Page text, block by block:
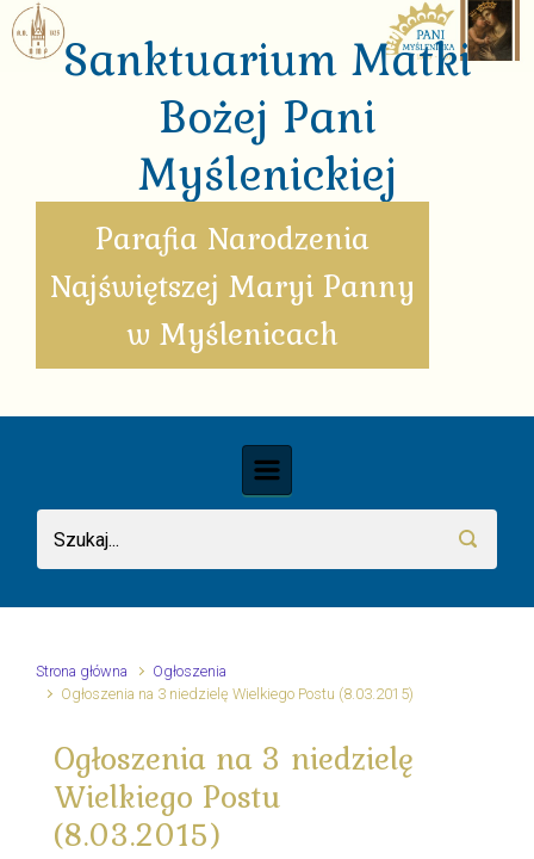
Skip to main content
Sanktuarium Matki
Bożej Pani
Myślenickiej
Parafia Narodzenia
Najświętszej Maryi Panny
w Myślenicach
Strona główna
Ogłoszenia
Ogłoszenia na 3 niedzielę Wielkiego Postu (8.03.2015)
Ogłoszenia na 3 niedzielę
Wielkiego Postu
(8.03.2015)